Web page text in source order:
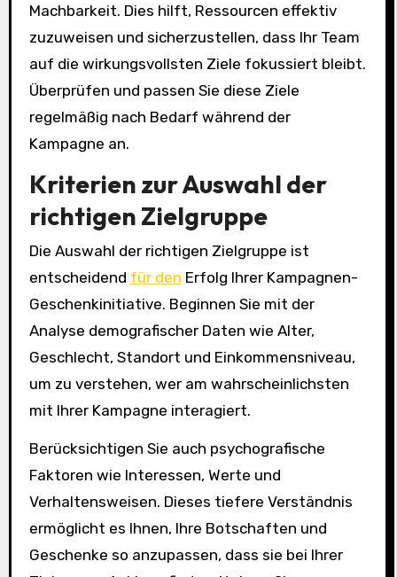
Machbarkeit. Dies hilft, Ressourcen effektiv
zuzuweisen und sicherzustellen, dass Ihr Team
auf die wirkungsvollsten Ziele fokussiert bleibt.
Überprüfen und passen Sie diese Ziele
regelmäßig nach Bedarf während der
Kampagne an.
Kriterien zur Auswahl der
richtigen Zielgruppe
Die Auswahl der richtigen Zielgruppe ist
entscheidend für den Erfolg Ihrer Kampagnen-
Geschenkinitiative. Beginnen Sie mit der
Analyse demografischer Daten wie Alter,
Geschlecht, Standort und Einkommensniveau,
um zu verstehen, wer am wahrscheinlichsten
mit Ihrer Kampagne interagiert.
Berücksichtigen Sie auch psychografische
Faktoren wie Interessen, Werte und
Verhaltensweisen. Dieses tiefere Verständnis
ermöglicht es Ihnen, Ihre Botschaften und
Geschenke so anzupassen, dass sie bei Ihrer